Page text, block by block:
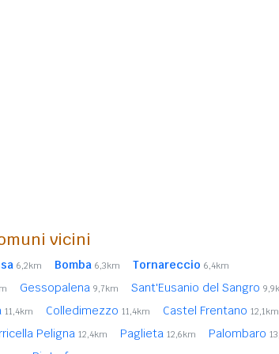
vicini
6,2km Bomba 6,3km Tornareccio 6,4km
Gessopalena 9,7km Sant'Eusanio del Sangro
11,4km Colledimezzo 11,4km Castel Frentano 12,1km
Peligna 12,4km Paglieta 12,6km Palombaro